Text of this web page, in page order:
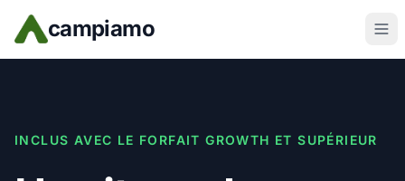
Skip to main content
campiamo
INCLUS AVEC LE FORFAIT GROWTH ET SUPÉRIEUR